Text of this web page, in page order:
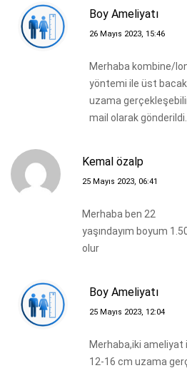
Boy Ameliyatı
26 Mayıs 2023, 15:46
Merhaba kombine/
yöntemi ile üst
uzama
mail olarak gönderildi.
Kemal özalp
25 Mayıs 2023, 06:41
Merhaba ben 22
yaşındayım boyum
olur
Boy Ameliyatı
25 Mayıs 2023, 12:04
Merhaba,iki ameliyat
12-16 cm uzama